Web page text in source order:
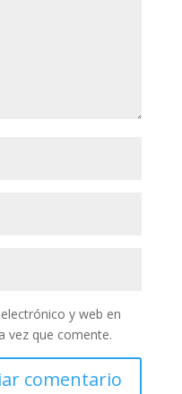
y web en
vez que comente.